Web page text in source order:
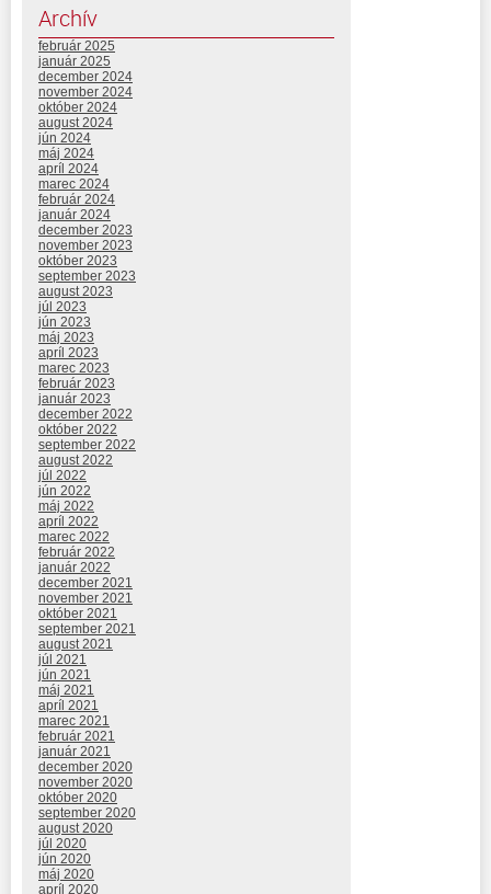
Archív
február 2025
január 2025
december 2024
november 2024
október 2024
august 2024
jún 2024
máj 2024
apríl 2024
marec 2024
február 2024
január 2024
december 2023
november 2023
október 2023
september 2023
august 2023
júl 2023
jún 2023
máj 2023
apríl 2023
marec 2023
február 2023
január 2023
december 2022
október 2022
september 2022
august 2022
júl 2022
jún 2022
máj 2022
apríl 2022
marec 2022
február 2022
január 2022
december 2021
november 2021
október 2021
september 2021
august 2021
júl 2021
jún 2021
máj 2021
apríl 2021
marec 2021
február 2021
január 2021
december 2020
november 2020
október 2020
september 2020
august 2020
júl 2020
jún 2020
máj 2020
apríl 2020